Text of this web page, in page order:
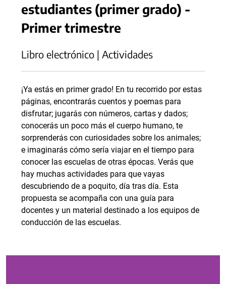
estudiantes (primer grado) -
Primer trimestre
Libro electrónico | Actividades
¡Ya estás en primer grado! En tu recorrido por estas
páginas, encontrarás cuentos y poemas para
disfrutar; jugarás con números, cartas y dados;
conocerás un poco más el cuerpo humano, te
sorprenderás con curiosidades sobre los animales;
e imaginarás cómo sería viajar en el tiempo para
conocer las escuelas de otras épocas. Verás que
hay muchas actividades para que vayas
descubriendo de a poquito, día tras día. Esta
propuesta se acompaña con una guía para
docentes y un material destinado a los equipos de
conducción de las escuelas.